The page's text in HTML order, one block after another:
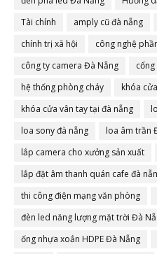
Tài chính
amply cũ đà nẵng
chính trị xã hội
công nghệ
công ty camera Đà Nẵng
hệ thống phòng cháy
khóa
khóa cửa vân tay tại đà nẵng
loa sony đà nẵng
loa âm trần
lắp camera cho xưởng sản xuất
lắp đặt âm thanh quán cafe đà
thi công điện mạng văn phòng
đèn led năng lượng mặt trời Đà
ống nhựa xoắn HDPE Đà Nẵng